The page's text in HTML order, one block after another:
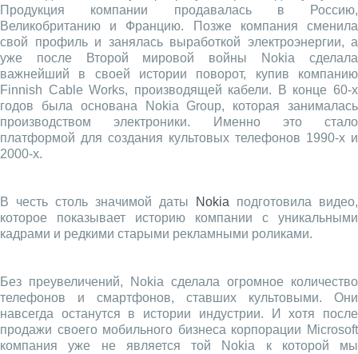
Продукция компании продавалась в Россию,
Великобританию и Францию. Позже компания сменила
свой профиль и занялась выработкой электроэнергии, а
уже после Второй мировой войны Nokia сделала
важнейший в своей истории поворот, купив компанию
Finnish Cable Works, производящей кабели. В конце 60-х
годов была основана Nokia Group, которая занималась
производством электроники. Именно это стало
платформой для создания культовых телефонов 1990-х и
2000-х.
В честь столь значимой даты Nokia подготовила видео,
которое показывает историю компании с уникальными
кадрами и редкими старыми рекламными роликами.
Без преувеличений, Nokia сделала огромное количество
телефонов и смартфонов, ставших культовыми. Они
навсегда останутся в истории индустрии. И хотя после
продажи своего мобильного бизнеса корпорации Microsoft
компания уже не является той Nokia к которой мы